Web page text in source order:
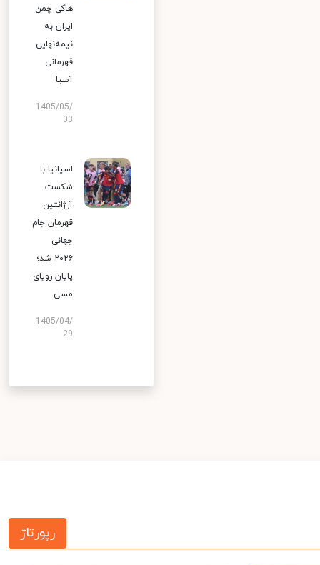
هاکی چمن
ایران به
نیمه‌نهایی
قهرمانی
آسیا
1405/05/
03
اسپانیا با
شکست
آرژانتین
قهرمان جام
جهانی
۲۰۲۶ شد؛
پایان رویای
مسی
1405/04/
29
رپورتاژ